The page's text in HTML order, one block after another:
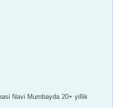
Navi Mumbayda 20+ yillik